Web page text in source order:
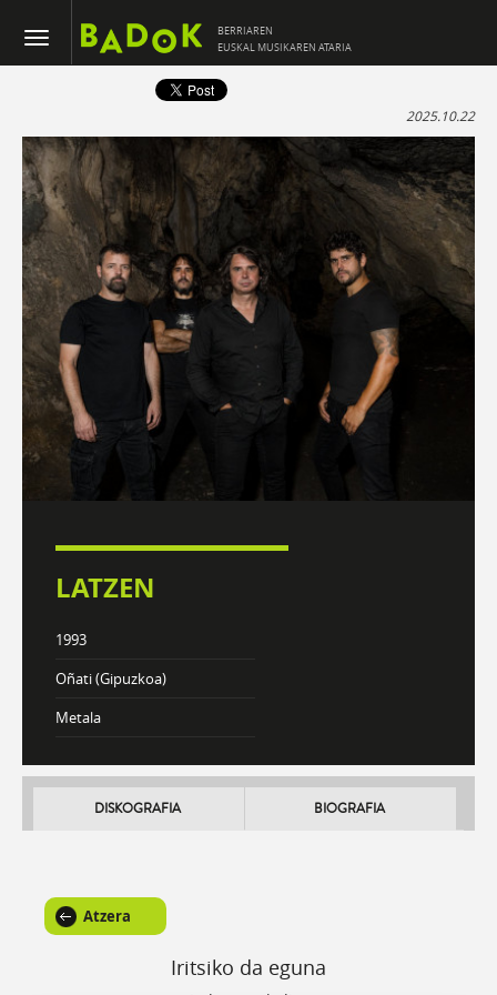
BERRIAREN
EUSKAL MUSIKAREN ATARIA
2025.10.22
LATZEN
1993
Oñati (Gipuzkoa)
Metala
DISKOGRAFIA BIOGRAFIA
Atzera
Iritsiko da eguna